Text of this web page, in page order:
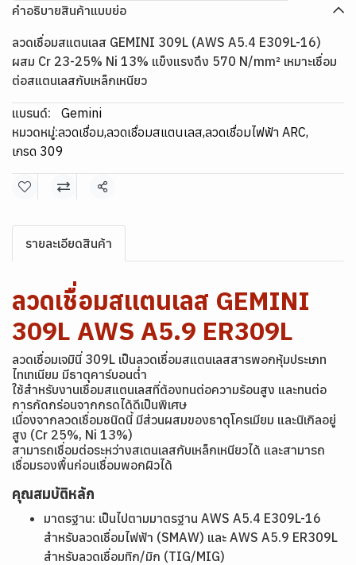
คำอธิบายสินค้าแบบย่อ
ลวดเชื่อมสแตนเลส GEMINI 309L (AWS A5.4 E309L-16)
ผสม Cr 23-25% Ni 13% แข็งแรงดึง 570 N/mm² เหมาะเชื่อม
ต่อสแตนเลสกับเหล็กเหนียว
แบรนด์:
Gemini
หมวดหมู่:ลวดเชื่อม,ลวดเชื่อมสแตนเลส,ลวดเชื่อมไฟฟ้า ARC,
เกรด 309
แชร์
รายละเอียดสินค้า
ลวดเชื่อมสแตนเลส GEMINI
309L AWS A5.9 ER309L
ลวดเชื่อมเจมินี่ 309L เป็นลวดเชื่อมสแตนเลสสารพอกหุ้มประเภท
ไทเทเนียม มีธาตุคาร์บอนต่ำ
ใช้สำหรับงานเชื่อมสแตนเลสที่ต้องทนต่อความร้อนสูง และทนต่อ
การกัดกร่อนจากกรดได้ดีเป็นพิเศษ
เนื่องจากลวดเชื่อมชนิดนี้ มีส่วนผสมของธาตุโครเมียม และนิเกิลอยู่
สูง (Cr 25%, Ni 13%)
สามารถเชื่อมต่อระหว่างสเตนเลสกับเหล็กเหนียวได้ และสามารถ
เชื่อมรองพื้นก่อนเชื่อมพอกผิวได้
คุณสมบัติหลัก
มาตรฐาน: เป็นไปตามมาตรฐาน AWS A5.4 E309L-16
สำหรับลวดเชื่อมไฟฟ้า (SMAW) และ AWS A5.9 ER309L
สำหรับลวดเชื่อมทิก/มิก (TIG/MIG)